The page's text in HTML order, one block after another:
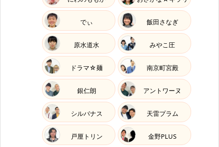
でぃ 飯田さなぎ
原水道水 みやこ圧
ドラマ☆麺 南京町宮殿
銀仁朗 アントワーヌ
シルバナス 天雷プラム
戸厘トリン 金野PLUS